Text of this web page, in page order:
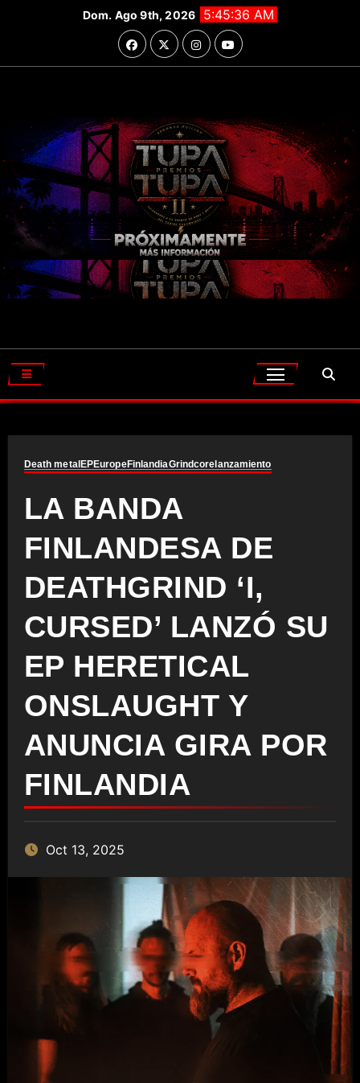
Dom. Ago 9th, 2026 5:45:37 AM
Death metalEPEuropeFinlandiaGrindcorelanzamiento
LA BANDA
FINLANDESA DE
DEATHGRIND ‘I,
CURSED’ LANZÓ SU
EP HERETICAL
ONSLAUGHT Y
ANUNCIA GIRA POR
FINLANDIA
Oct 13, 2025